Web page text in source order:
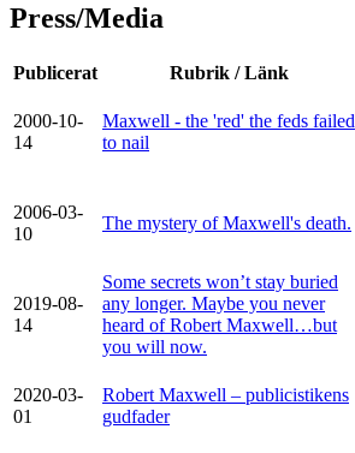
Press/Media
Publicerat Rubrik / Länk
2000-10-
14
Maxwell - the 'red' the feds failed
to nail
2006-03-
10
The mystery of Maxwell's death.
2019-08-
14
Some secrets won’t stay buried
any longer. Maybe you never
heard of Robert Maxwell…but
you will now.
2020-03-
01
Robert Maxwell – publicistikens
gudfader